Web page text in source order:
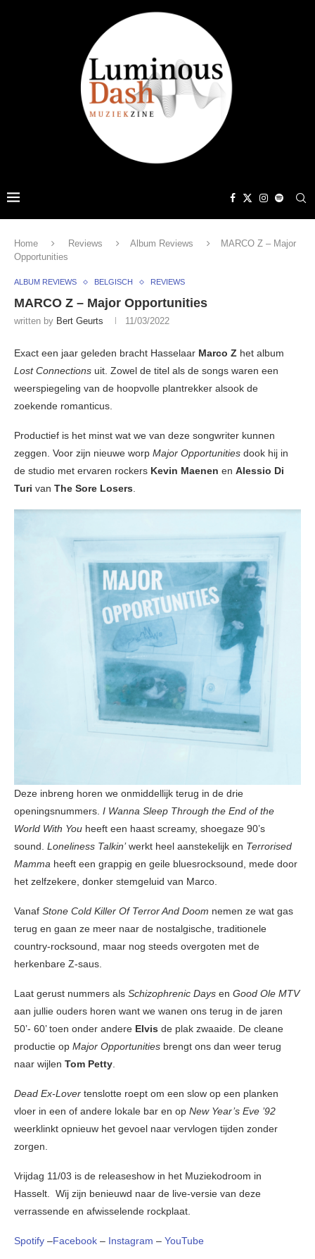
Home Reviews Album Reviews
MARCO Z – Major
Opportunities
ALBUM REVIEWS BELGISCH REVIEWS
MARCO Z – Major Opportunities
written by Bert Geurts 11/03/2022
Exact een jaar geleden bracht Hasselaar Marco Z het album
Lost Connections uit. Zowel de titel als de songs waren een
weerspiegeling van de hoopvolle plantrekker alsook de
zoekende romanticus.
Productief is het minst wat we van deze songwriter kunnen
zeggen. Voor zijn nieuwe worp Major Opportunities dook hij in
de studio met ervaren rockers Kevin Maenen en Alessio Di
Turi van The Sore Losers.
Deze inbreng horen we onmiddellijk terug in de drie
openingsnummers. I Wanna Sleep Through the End of the
World With You heeft een haast screamy, shoegaze 90’s
sound. Loneliness Talkin’werkt heel aanstekelijk en Terrorised
Mamma heeft een grappig en geile bluesrocksound, mede door
het zelfzekere, donker stemgeluid van Marco.
Vanaf Stone Cold Killer Of Terror And Doom nemen ze wat gas
terug en gaan ze meer naar de nostalgische, traditionele
country-rocksound, maar nog steeds overgoten met de
herkenbare Z-saus.
Laat gerust nummers als Schizophrenic Days en Good Ole MTV
aan jullie ouders horen want we wanen ons terug in de jaren
50’- 60’ toen onder andere Elvis de plak zwaaide. De cleane
productie op Major Opportunities brengt ons dan weer terug
naar wijlen Tom Petty.
Dead Ex-Lover tenslotte roept om een slow op een planken
vloer in een of andere lokale bar en op New Year’s Eve ’92
weerklinkt opnieuw het gevoel naar vervlogen tijden zonder
zorgen.
Vrijdag 11/03 is de releaseshow in het Muziekodroom in
Hasselt. Wij zijn benieuwd naar de live-versie van deze
verrassende en afwisselende rockplaat.
Spotify –Facebook – Instagram – YouTube